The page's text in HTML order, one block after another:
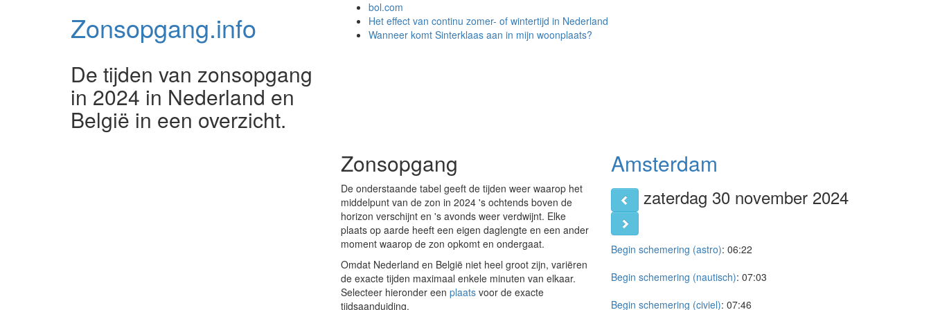
Zonsopgang.info
bol.com
Het effect van continu zomer- of wintertijd in Nederland
Wanneer komt Sinterklaas aan in mijn woonplaats?
De tijden van zonsopgang
in 2024 in Nederland en
België in een overzicht.
Zonsopgang
De onderstaande tabel geeft de tijden weer waarop het
middelpunt van de zon in 2024 's ochtends boven de
horizon verschijnt en 's avonds weer verdwijnt. Elke
plaats op aarde heeft een eigen daglengte en een ander
moment waarop de zon opkomt en ondergaat.
Omdat Nederland en België niet heel groot zijn, variëren
de exacte tijden maximaal enkele minuten van elkaar.
Selecteer hieronder een plaats voor de exacte
tijdsaanduiding.
Amsterdam
zaterdag 30 november 2024
Begin schemering (astro): 06:22
Begin schemering (nautisch): 07:03
Begin schemering (civiel): 07:46